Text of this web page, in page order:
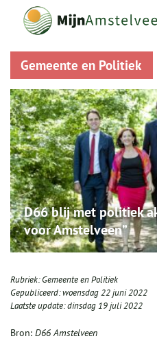
Gemeente en Politiek
D66 blij met politiek
voor Amstelveen”
Rubriek:Gemeente en Politiek
Gepubliceerd:woensdag 22 juni 2022
Laatste update:dinsdag 19 juli 2022
Bron: D66 Amstelveen